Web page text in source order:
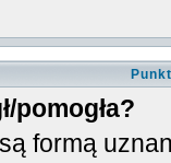
pomogła?
są formą